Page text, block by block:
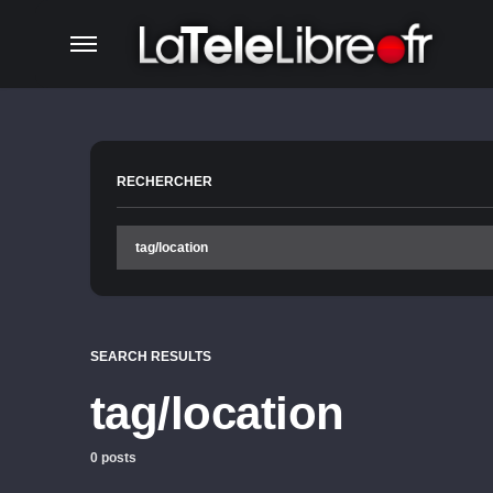
SEARCH RESULTS
tag/location
0 posts
RECHERCHER